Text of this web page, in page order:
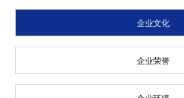
企业文化
企业荣誉